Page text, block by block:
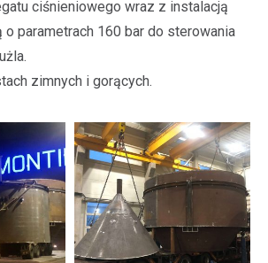
ciśnieniowego wraz z instalacją
o parametrach 160 bar do sterowania
zimnych i gorących.